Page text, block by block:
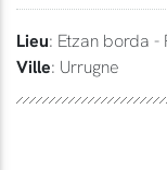
Lieu: Etzan borda -
Ville: Urrugne